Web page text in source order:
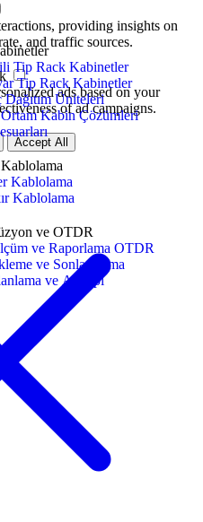
Tip Rack Kabinetler
Tip Rack Kabinetler
Üniteleri
Ortam Kabin Çözümleri
Kablolama
Kablolama
Kablolama
ve OTDR
ve Raporlama OTDR
ve Sonlandırma
ve Altyapı
providing insights on
and traffic sources.
ads based on your
of ad campaigns.
Accept All